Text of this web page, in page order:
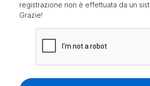
registrazione non è effettuata da un
Grazie!